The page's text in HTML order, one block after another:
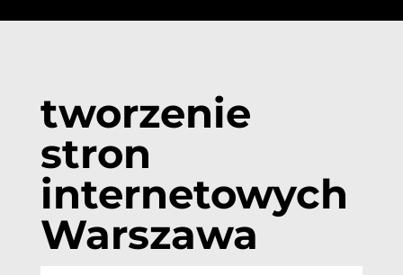
tworzenie
stron
internetowych
Warszawa